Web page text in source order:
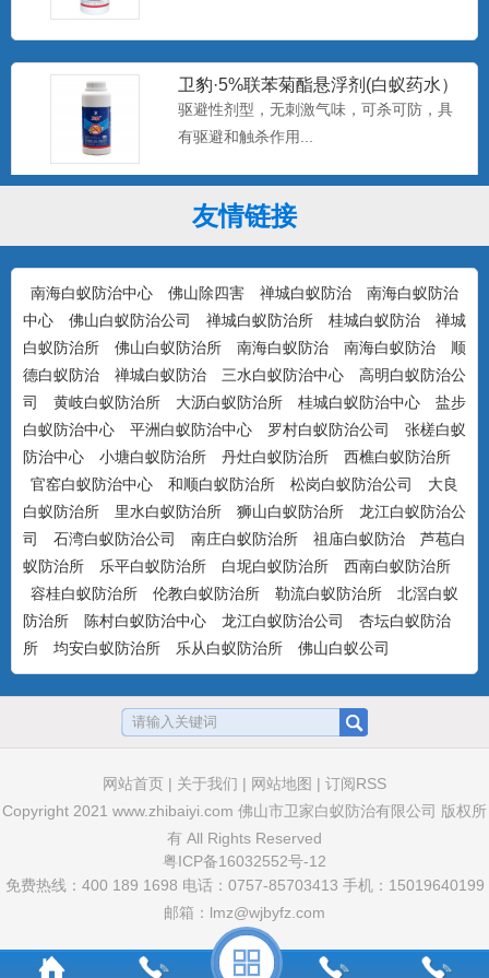
卫豹·5%联苯菊酯悬浮剂(白蚁药水）
驱避性剂型，无刺激气味，可杀可防，具
有驱避和触杀作用...
康宇·白浪15%吡虫啉悬浮剂（白蚁
防治对象：装修预防、活蚁杀灭、树木防
治...
美国百户泰2.5%联苯菊酯悬浮剂
产品特点：美国富美实公司出品，无刺激
气味，可杀可防，具有驱避...
美国百户喜10%联苯菊酯乳油
产品特点：美国富美实公司出品，有刺激
气味，具有驱避和触杀作用...
卫豹·卫喜2.5%氟虫腈悬浮剂
非驱避剂型，无刺激气味，可杀可防，具
卫豹·10%吡虫啉悬浮剂
非驱避性剂型，无刺激气味，可杀可防，
具有胃毒和触杀作用...
卫豹·5%联苯菊酯悬浮剂(白蚁药水）
驱避性剂型，无刺激气味，可杀可防，具
友情链接
南海白蚁防治中心 佛山除四害 禅城白蚁防治
南海白蚁防治
中心
佛山白蚁防治公司 禅城白蚁防治所 桂城白蚁防治
禅城
白蚁防治所
佛山白蚁防治所 南海白蚁防治 南海白蚁防治
顺
德白蚁防治
禅城白蚁防治 三水白蚁防治中心
高明白蚁防治公
司
黄岐白蚁防治所 大沥白蚁防治所 桂城白蚁防治中心
盐步
白蚁防治中心
平洲白蚁防治中心 罗村白蚁防治公司
张槎白蚁
防治中心
小塘白蚁防治所 丹灶白蚁防治所
西樵白蚁防治所
官窑白蚁防治中心
和顺白蚁防治所 松岗白蚁防治公司
大良
白蚁防治所
里水白蚁防治所 狮山白蚁防治所
龙江白蚁防治公
司
石湾白蚁防治公司 南庄白蚁防治所 祖庙白蚁防治
芦苞白
蚁防治所
乐平白蚁防治所 白坭白蚁防治所
西南白蚁防治所
容桂白蚁防治所
伦教白蚁防治所 勒流白蚁防治所
北滘白蚁
防治所
陈村白蚁防治中心 龙江白蚁防治公司
杏坛白蚁防治
所
均安白蚁防治所 乐从白蚁防治所 佛山白蚁公司
网站首页 | 关于我们 | 网站地图 | 订阅RSS
Copyright 2021 www.zhibaiyi.com 佛山市卫家白蚁防治有限公司 版权所
有 All Rights Reserved
粤ICP备16032552号-12
免费热线：400 189 1698 电话：0757-85703413 手机：15019640199
邮箱：lmz@wjbyfz.com